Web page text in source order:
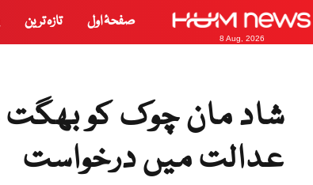
8 Aug, 2026
صفحۂ اول تازہ ترین
شاد مان چوک کو
عدالت میں درخواست